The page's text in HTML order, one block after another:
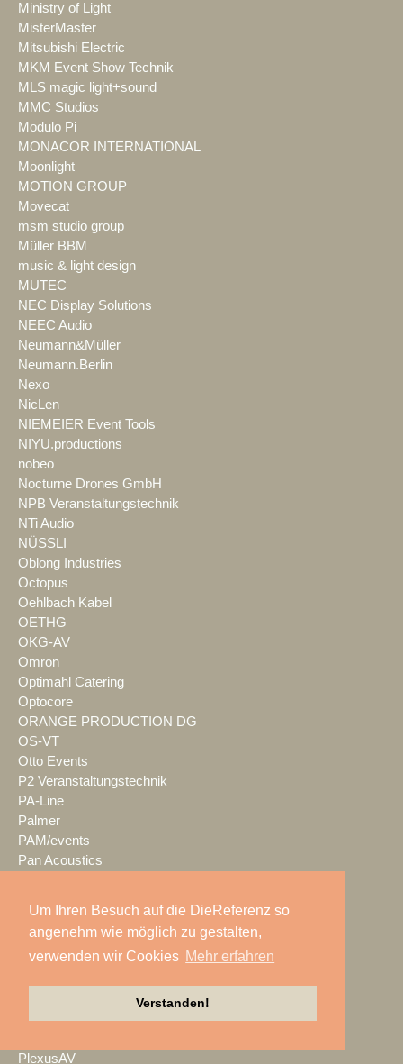
Um Ihren Besuch auf die DieReferenz so
angenehm wie möglich zu gestalten,
verwenden wir Cookies Mehr erfahren
Verstanden!
Ministry of Light
MisterMaster
Mitsubishi Electric
MKM Event Show Technik
MLS magic light+sound
MMC Studios
Modulo Pi
MONACOR INTERNATIONAL
Moonlight
MOTION GROUP
Movecat
msm studio group
Müller BBM
music & light design
MUTEC
NEC Display Solutions
NEEC Audio
Neumann&Müller
Neumann.Berlin
Nexo
NicLen
NIEMEIER Event Tools
NIYU.productions
nobeo
Nocturne Drones GmbH
NPB Veranstaltungstechnik
NTi Audio
NÜSSLI
Oblong Industries
Octopus
Oehlbach Kabel
OETHG
OKG-AV
Omron
Optimahl Catering
Optocore
ORANGE PRODUCTION DG
OS-VT
Otto Events
P2 Veranstaltungstechnik
PA-Line
Palmer
PAM/events
Pan Acoustics
Party Rent
Partylöwe
Peerless-AV
PIK AG
PlexusAV